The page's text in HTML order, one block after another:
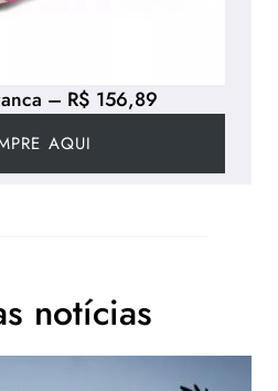
– R$ 156,89
AQUI
notícias